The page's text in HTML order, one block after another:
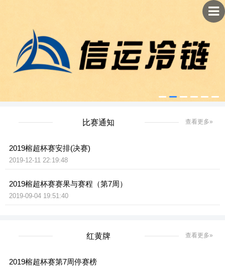
比赛通知 查看更多»
2019榕超杯赛安排(决赛)
2019-12-11 22:19:48
2019榕超杯赛赛果与赛程（第7周）
2019-09-04 19:51:40
红黄牌 查看更多»
2019榕超杯赛第7周停赛榜